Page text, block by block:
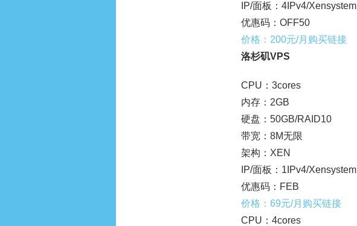
IP/面板：4IPv4/Xensystem
优惠码：OFF50
价格：200元/月购买链接
洛杉矶VPS
CPU：3cores
内存：2GB
硬盘：50GB/RAID10
带宽：8M无限
架构：XEN
IP/面板：1IPv4/Xensystem
优惠码：FEB
价格：69元/月购买链接
CPU：4cores